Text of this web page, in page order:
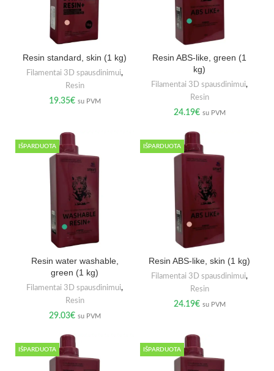
Resin standard, skin (1 kg)
Filamentai 3D spausdinimui,
Resin
19.35€ su PVM
Resin ABS-like, green (1
kg)
Filamentai 3D spausdinimui,
Resin
24.19€ su PVM
IŠPARDUOTA
Resin water washable,
green (1 kg)
Filamentai 3D spausdinimui,
Resin
29.03€ su PVM
IŠPARDUOTA
Resin ABS-like, skin (1 kg)
Filamentai 3D spausdinimui,
Resin
24.19€ su PVM
IŠPARDUOTA IŠPARDUOTA